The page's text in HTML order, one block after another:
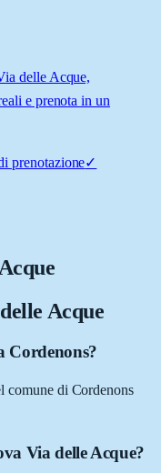
delle Acque,
e prenota in un
prenotazione✓
Acque
Cordenons?
comune di Cordenons
Via delle Acque?